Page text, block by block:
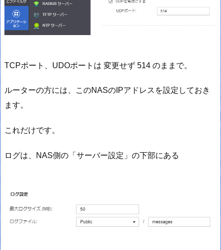
TCPポート、UDOポートは 変更せず 514 のままで。
ルーターの方には、このNASのIPアドレスを設定しておき
ます。
これだけです。
ログは、NAS側の「サーバー設定」の下部にある